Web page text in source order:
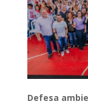
Defesa